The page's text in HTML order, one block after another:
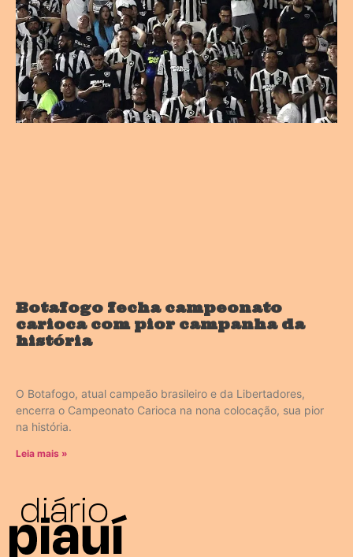
Botafogo fecha campeonato
carioca com pior campanha da
história
O Botafogo, atual campeão brasileiro e da Libertadores,
encerra o Campeonato Carioca na nona colocação, sua pior
na história.
Leia mais »